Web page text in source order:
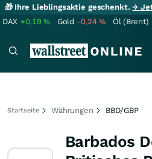
🎁 Ihre Lieblingsaktie geschenkt.→
DAX +0,19% Gold -0,24% Öl (Brent)
Startseite Währungen BBD/GBP
Barbados